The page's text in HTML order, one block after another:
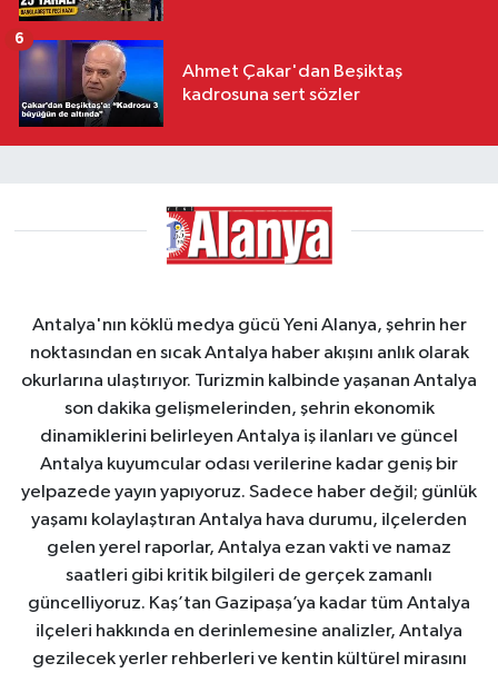
Ahmet Çakar'dan Beşiktaş
kadrosuna sert sözler
6
Antalya'nın köklü medya gücü Yeni Alanya, şehrin her
noktasından en sıcak Antalya haber akışını anlık olarak
okurlarına ulaştırıyor. Turizmin kalbinde yaşanan Antalya
son dakika gelişmelerinden, şehrin ekonomik
dinamiklerini belirleyen Antalya iş ilanları ve güncel
Antalya kuyumcular odası verilerine kadar geniş bir
yelpazede yayın yapıyoruz. Sadece haber değil; günlük
yaşamı kolaylaştıran Antalya hava durumu, ilçelerden
gelen yerel raporlar, Antalya ezan vakti ve namaz
saatleri gibi kritik bilgileri de gerçek zamanlı
güncelliyoruz. Kaş’tan Gazipaşa’ya kadar tüm Antalya
ilçeleri hakkında en derinlemesine analizler, Antalya
gezilecek yerler rehberleri ve kentin kültürel mirasını